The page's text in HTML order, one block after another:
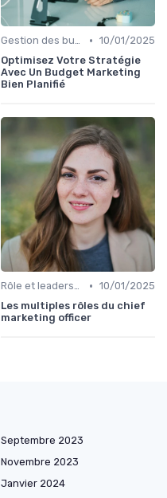
Gestion des budgets marketing • 10/01/2025
Optimisez Votre Stratégie
Avec Un Budget Marketing
Bien Planifié
Rôle et leadership du directeur marketing • 10/01/2025
Les multiples rôles du chief
marketing officer
Septembre 2023
Novembre 2023
Janvier 2024